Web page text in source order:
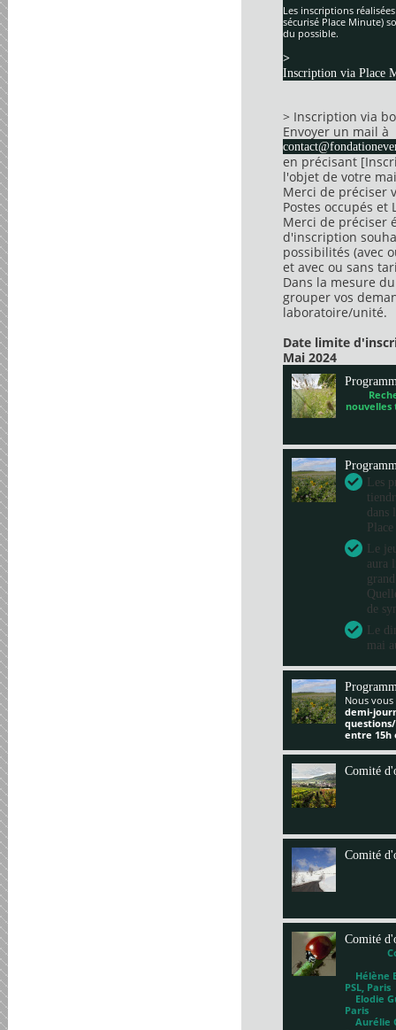
Les inscriptions
sécurisé Place Minute)
du possible.
>
Inscription via Place
> Inscription via
Envoyer un mail à
en précisant
l'objet de votre
Merci de préciser
Postes occupés et
Merci de préciser
d'inscription
possibilités (avec
et avec ou sans
Dans la mesure
grouper vos
laboratoire/unité.
Date limite
Mai 2024
nouvelles
Les
dans
Le
aura
de
Le
mai
Nous
demi-
entre 15h
Comité
Comité
Comité
Hélène
PSL, Paris
Elodie
Paris
Aurélie